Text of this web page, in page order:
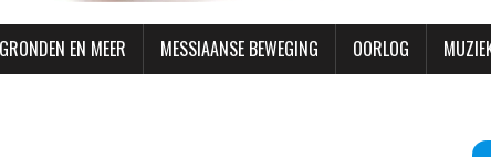
EN MEER MESSIAANSE BEWEGING OORLOG